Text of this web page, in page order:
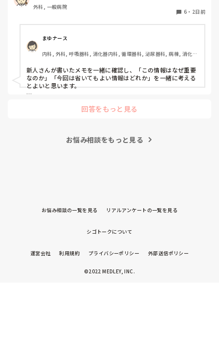
外科, 一般病院
6 ・ 2日前
まゆナース
内科, 外科, 呼吸器科, 消化器内科, 循環器科, 泌尿器科, 病棟, 消化器
新人さんが書いたメモを一緒に確認し、「この情報はなぜ重要
なのか」「今回は省いてもよい情報はどれか」を一緒に考える
とよいと思います。
的に照らして振り返ることで、重要度を判断する力が少しずつ
回答をもっと見る
お悩み相談をもっと見る
お悩み相談の一覧を見る リアルアンケートの一覧を見る
シゴトークについて
運営会社 利用規約 プライバシーポリシー 外部送信ポリシー
©2022 MEDLEY, INC.